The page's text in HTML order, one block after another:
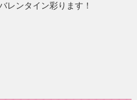
レンタイン彩ります！